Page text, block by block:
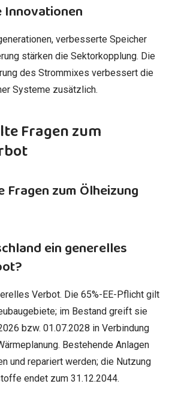
Innovationen
verbesserte Speicher
stärken die Sektorkopplung. Die
des Strommixes verbessert die
Systeme zusätzlich.
Fragen zum
zum Ölheizung
ein generelles
Verbot. Die 65%-EE-Pflicht gilt
im Bestand greift sie
bzw. 01.07.2028 in Verbindung
Bestehende Anlagen
und repariert werden; die Nutzung
endet zum 31.12.2044.